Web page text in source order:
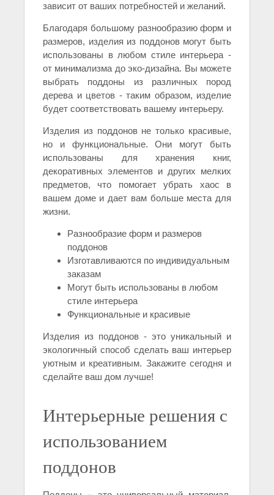
зависит от ваших потребностей и желаний.
Благодаря большому разнообразию форм и
размеров, изделия из поддонов могут быть
использованы в любом стиле интерьера -
от минимализма до эко-дизайна. Вы можете
выбрать поддоны из различных пород
дерева и цветов - таким образом, изделие
будет соответствовать вашему интерьеру.
Изделия из поддонов не только красивые,
но и функциональные. Они могут быть
использованы для хранения книг,
декоративных элементов и других мелких
предметов, что помогает убрать хаос в
вашем доме и дает вам больше места для
жизни.
Разнообразие форм и размеров
поддонов
Изготавливаются по индивидуальным
заказам
Могут быть использованы в любом
стиле интерьера
Функциональные и красивые
Изделия из поддонов - это уникальный и
экологичный способ сделать ваш интерьер
уютным и креативным. Закажите сегодня и
сделайте ваш дом лучше!
Интерьерные решения с
использованием
поддонов